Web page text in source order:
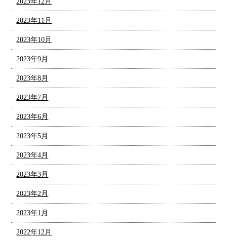
2023年11月
2023年10月
2023年9月
2023年8月
2023年7月
2023年6月
2023年5月
2023年4月
2023年3月
2023年2月
2023年1月
2022年12月